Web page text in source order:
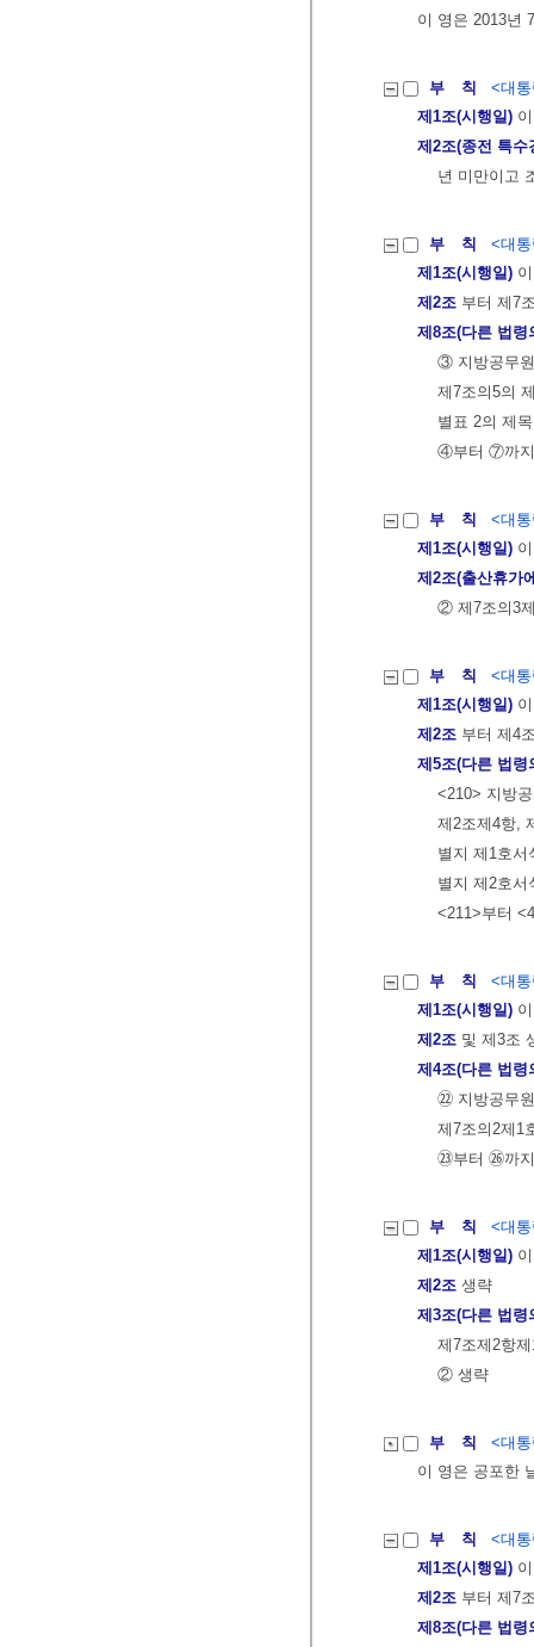
이 영은 2013년
부 칙
<대
제1조(시행일)
제2조(종전 특수
년 미만이고
부 칙
<대
제1조(시행일)
제2조 부터 제7
제8조(다른 법령
③ 지방공무
제7조의5의
별표 2의 제
④부터 ⑦까
부 칙
<대
제1조(시행일)
제2조(출산휴가
② 제7조의3
부 칙
<대
제1조(시행일)
제2조 부터 제4
제5조(다른 법령
<210> 지방
제2조제4항,
별지 제1호서
별지 제2호서
<211>부터
부 칙
<대
제1조(시행일)
제2조 및 제3조
제4조(다른 법령
㉒ 지방공무
제7조의2제1
㉓부터 ㉖까
부 칙
<대
제1조(시행일)
제2조 생략
제3조(다른 법령
제7조제2항제
② 생략
부 칙
<대
이 영은 공포한
부 칙
<대
제1조(시행일)
제2조 부터 제7
제8조(다른 법령